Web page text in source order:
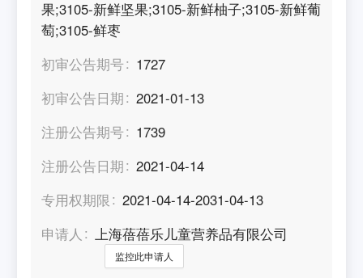
果;3105-新鲜坚果;3105-新鲜柚子;3105-新鲜葡
萄;3105-鲜枣
初审公告期号
1727
初审公告日期
2021-01-13
注册公告期号
1739
注册公告日期
2021-04-14
专用权期限
2021-04-14-2031-04-13
申请人
上海蓓蓓乐儿童营养品有限公司
监控此申请人